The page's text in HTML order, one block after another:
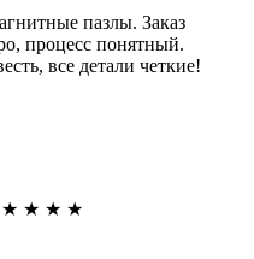
пазлы. Заказ
процесс понятный.
все детали четкие!
★ ★ ★ ★